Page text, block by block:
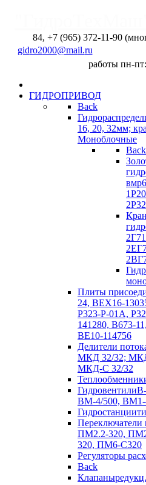
84, +7 (965) 372-11-90
работы пн-
ГИДРОПРИВОД
Back
16, 20, 32мм;
Моноблочные
Back
Плиты
24, ВЕХ16-
Р323-Р-01А,
141280, В673-
ВЕ10-114756
Делители
МКД 32/32;
МКД-С 32/32
Гидровентили
ВМ-4/500, ВМ1-
Гидростанции
Переключатели
ПМ2.2-320,
320, ПМ6-С320
Регуляторы
Back
Клапаны